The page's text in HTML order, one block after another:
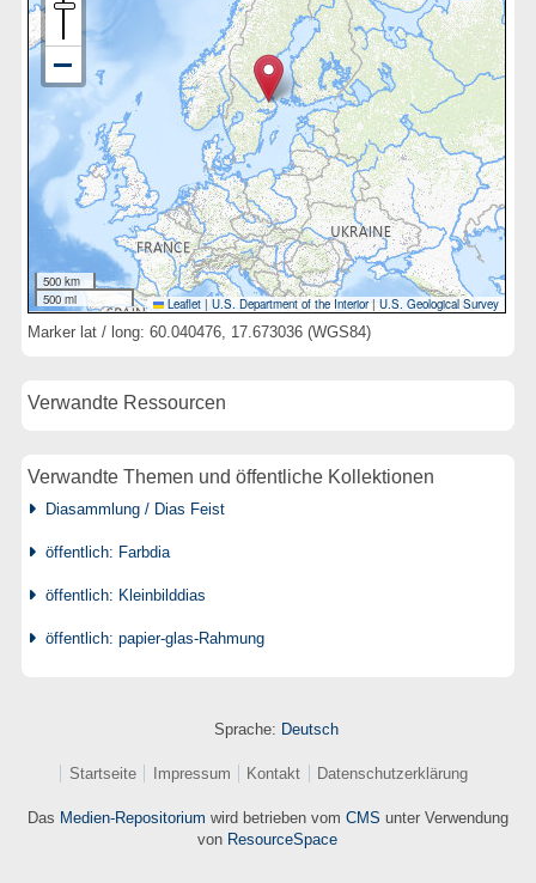
500 km
500 mi
Leaflet | U.S. Department of the Interior|U.S. Geological Survey
Marker lat / long: 60.040476, 17.673036 (WGS84)
Verwandte Ressourcen
Verwandte Themen und öffentliche Kollektionen
Diasammlung / Dias Feist
öffentlich: Farbdia
öffentlich: Kleinbilddias
öffentlich: papier-glas-Rahmung
Sprache: Deutsch
Startseite Impressum Kontakt Datenschutzerklärung
Das Medien-Repositorium wird betrieben vom CMS unter Verwendung
von ResourceSpace